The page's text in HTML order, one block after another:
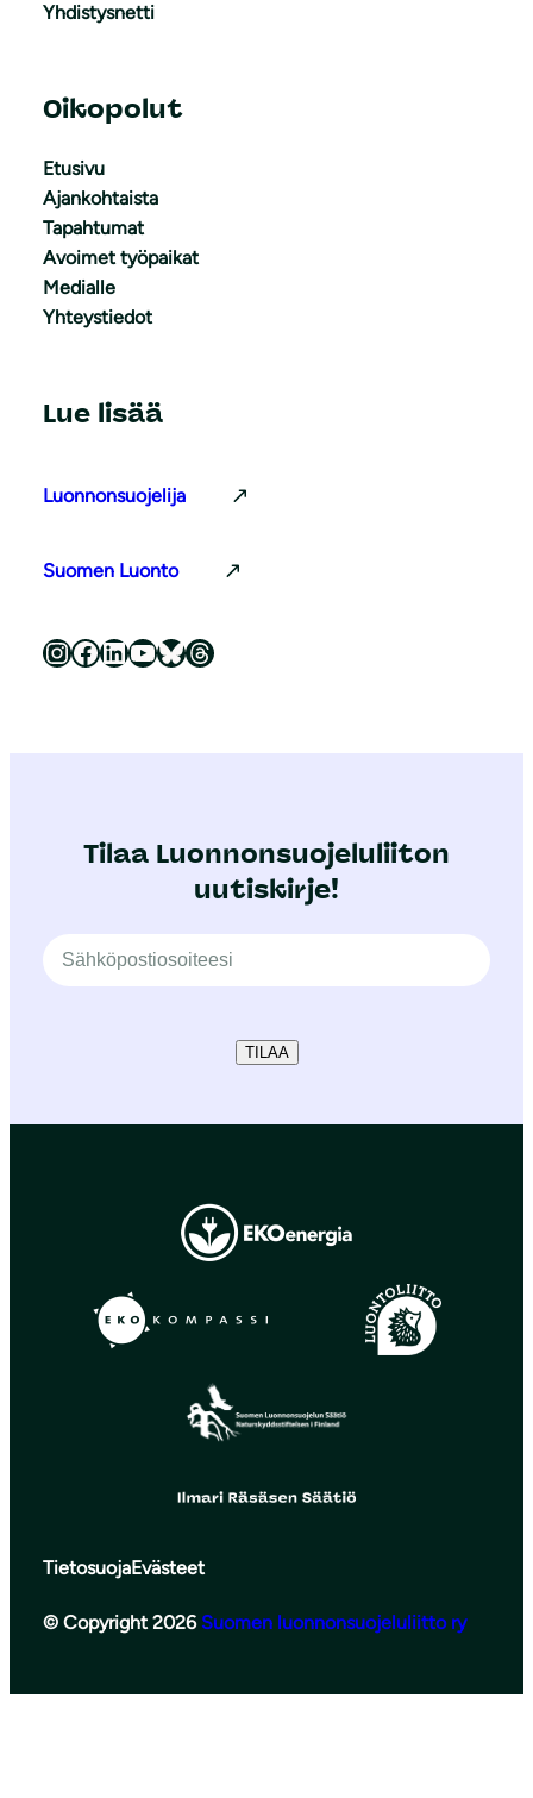
Yhdistysnetti
Oikopolut
Etusivu
Ajankohtaista
Tapahtumat
Avoimet työpaikat
Medialle
Yhteystiedot
Lue lisää
Luonnonsuojelija
Suomen Luonto
Luonnonsuojeluliitto Instagramissa Luonnonsuojeluliitto Facebookissa Luonnonsuojeluliitto LinkedInissä Luonnonsuojeluliiton YouTube-kanava Luonnonsuojeluliitto Blueskyssa Luonnonsuojeluliitto Threadsissa
Tilaa Luonnonsuojeluliiton
uutiskirje!
TILAA
TietosuojaEvästeet
© Copyright 2026 Suomen luonnonsuojeluliitto ry